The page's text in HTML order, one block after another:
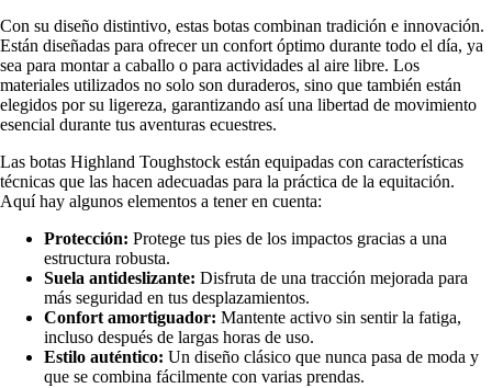
Con su diseño distintivo, estas botas combinan tradición e innovación.
Están diseñadas para ofrecer un confort óptimo durante todo el día, ya
sea para montar a caballo o para actividades al aire libre. Los
materiales utilizados no solo son duraderos, sino que también están
elegidos por su ligereza, garantizando así una libertad de movimiento
esencial durante tus aventuras ecuestres.
Las botas Highland Toughstock están equipadas con características
técnicas que las hacen adecuadas para la práctica de la equitación.
Aquí hay algunos elementos a tener en cuenta:
Protección: Protege tus pies de los impactos gracias a una
estructura robusta.
Suela antideslizante: Disfruta de una tracción mejorada para
más seguridad en tus desplazamientos.
Confort amortiguador: Mantente activo sin sentir la fatiga,
incluso después de largas horas de uso.
Estilo auténtico: Un diseño clásico que nunca pasa de moda y
que se combina fácilmente con varias prendas.